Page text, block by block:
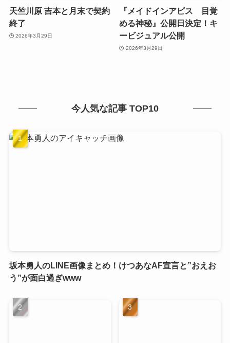
天竺川原 吉本と月末で契約
終了
2026年3月29日
『メイドインアビス 目覚
める神秘』公開日決定！キ
ービジュアル公開
2026年3月29日
今人気な記事 TOP10
坂本勇人のLINE画像まとめ！けつあなAF宣言と”おえお
う”が面白過ぎwww